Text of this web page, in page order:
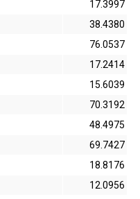
17.3997
38.4380
76.0537
17.2414
15.6039
70.3192
48.4975
69.7427
18.8176
12.0956